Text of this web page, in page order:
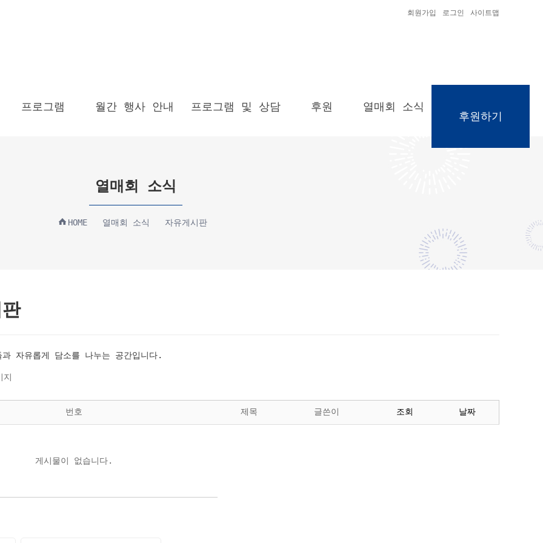
회원가입 로그인 사이트맵
프로그램 월간 행사 안내 프로그램 및 상담 후원 열매회 소식
후원하기
열매회 소식
HOME 열매회 소식 자유게시판
과 자유롭게 담소를 나누는 공간입니다.
번호 제목 글쓴이 조회 날짜
게시물이 없습니다.